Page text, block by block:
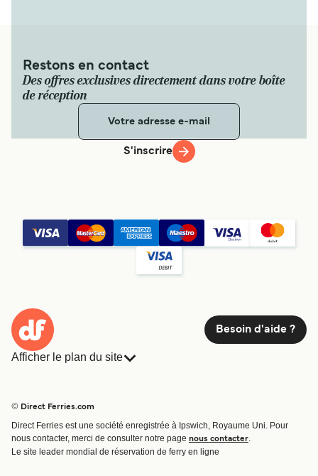
Restons en contact
Des offres exclusives directement dans votre boîte
de réception
S'inscrire
Besoin d'aide ?
Afficher le plan du site
Traversées et ports
Billet de bateau
© Direct Ferries.com
Direct Ferries est une société enregistrée à Ipswich, Royaume Uni. Pour
nous contacter, merci de consulter notre page nous contacter
Le site leader mondial de réservation de ferry en ligne